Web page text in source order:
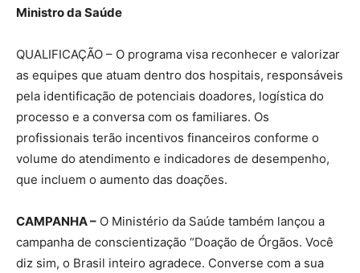
Ministro da Saúde
QUALIFICAÇÃO – O programa visa reconhecer e valorizar
as equipes que atuam dentro dos hospitais, responsáveis
pela identificação de potenciais doadores, logística do
processo e a conversa com os familiares. Os
profissionais terão incentivos financeiros conforme o
volume do atendimento e indicadores de desempenho,
que incluem o aumento das doações.
CAMPANHA – O Ministério da Saúde também lançou a
campanha de conscientização “Doação de Órgãos. Você
diz sim, o Brasil inteiro agradece. Converse com a sua